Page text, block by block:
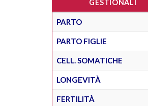
GESTIONALI
PARTO
PARTO FIGLIE
CELL. SOMATICHE
LONGEVITÀ
FERTILITÀ